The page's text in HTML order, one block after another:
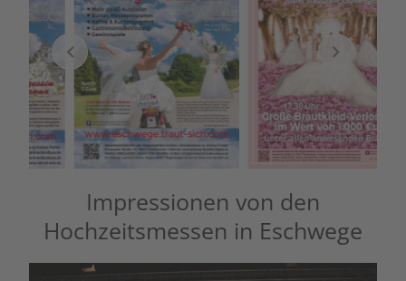
Impressionen von den
Hochzeitsmessen in Eschwege